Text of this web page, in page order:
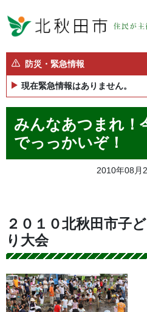
防災・緊急情報
現在緊急情報はありません。
みんなあつまれ！
でっっかいぞ！
2010年08月
２０１０北秋田市子
り大会